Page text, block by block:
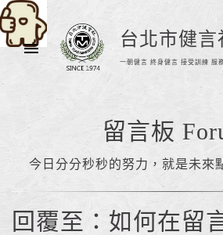
台北市健言
一朝健言 終身健言 接受訓練 服
留言板
今日分分秒秒的努力，就是未來
回覆至：如何在留